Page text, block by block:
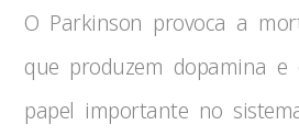
O Parkinson provoca a
que produzem dopamina e
papel importante no